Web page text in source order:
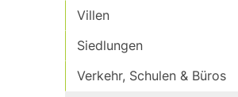
Villen
Siedlungen
Verkehr, Schulen & Büros